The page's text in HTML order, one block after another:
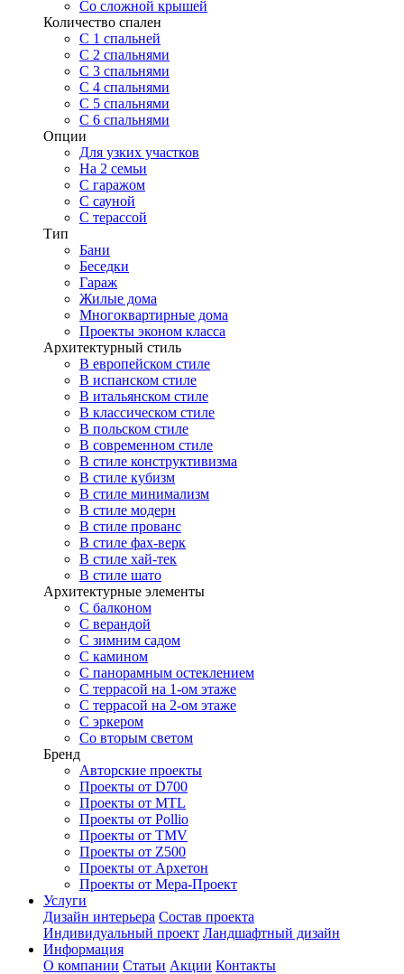
Со сложной крышей
Количество спален
С 1 спальней
С 2 спальнями
С 3 спальнями
С 4 спальнями
С 5 спальнями
С 6 спальнями
Опции
Для узких участков
На 2 семьи
С гаражом
С сауной
С терассой
Тип
Бани
Беседки
Гараж
Жилые дома
Многоквартирные дома
Проекты эконом класса
Архитектурный стиль
В европейском стиле
В испанском стиле
В итальянском стиле
В классическом стиле
В польском стиле
В современном стиле
В стиле конструктивизма
В стиле кубизм
В стиле минимализм
В стиле модерн
В стиле прованс
В стиле фах-верк
В стиле хай-тек
В стиле шато
Архитектурные элементы
С балконом
С верандой
С зимним садом
С камином
С панорамным остеклением
С террасой на 1-ом этаже
С террасой на 2-ом этаже
С эркером
Со вторым светом
Бренд
Авторские проекты
Проекты от D700
Проекты от MTL
Проекты от Pollio
Проекты от TMV
Проекты от Z500
Проекты от Архетон
Проекты от Мера-Проект
Услуги
Дизайн интерьера Состав проекта
Индивидуальный проект Ландшафтный дизайн
Информация
О компании Статьи Акции Контакты